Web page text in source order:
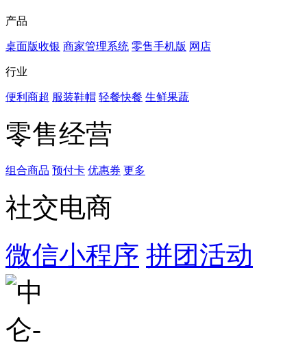
产品
桌面版收银 商家管理系统 零售手机版 网店
行业
便利商超 服装鞋帽 轻餐快餐 生鲜果蔬
零售经营
组合商品 预付卡 优惠券 更多
社交电商
微信小程序 拼团活动